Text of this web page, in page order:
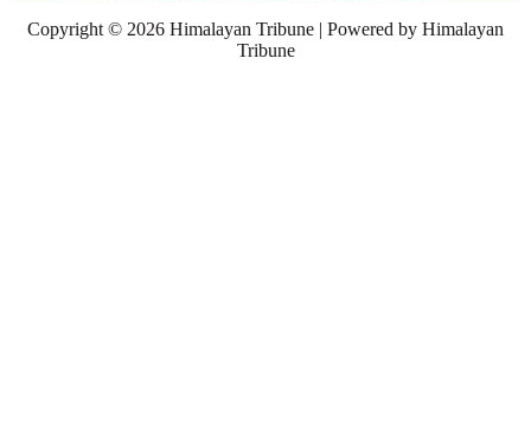
Copyright © 2026 Himalayan Tribune | Powered by Himalayan
Tribune